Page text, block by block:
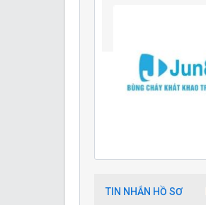
TIN NHẮN HỒ SƠ